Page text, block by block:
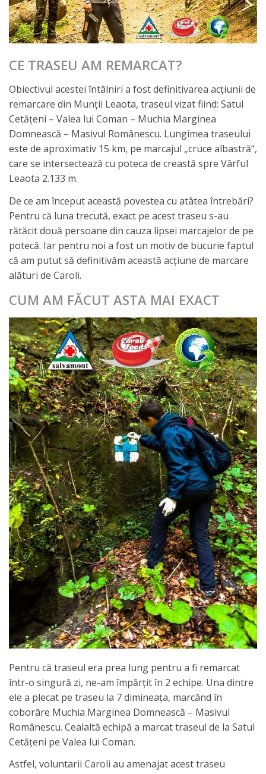
CE TRASEU AM REMARCAT?
Obiectivul acestei întâlniri a fost definitivarea acțiunii de
remarcare din Munții Leaota, traseul vizat fiind: Satul
Cetățeni – Valea lui Coman – Muchia Marginea
Domnească – Masivul Românescu. Lungimea traseului
este de aproximativ 15 km, pe marcajul „cruce albastră“,
care se intersectează cu poteca de creastă spre Vârful
Leaota 2.133 m.
De ce am început această povestea cu atâtea întrebări?
Pentru că luna trecută, exact pe acest traseu s-au
rătăcit două persoane din cauza lipsei marcajelor de pe
potecă. Iar pentru noi a fost un motiv de bucurie faptul
că am putut să definitivăm această acțiune de marcare
alături de Caroli.
CUM AM FĂCUT ASTA MAI EXACT
Pentru că traseul era prea lung pentru a fi remarcat
într-o singură zi, ne-am împărțit în 2 echipe. Una dintre
ele a plecat pe traseu la 7 dimineața, marcând în
coborâre Muchia Marginea Domnească – Masivul
Românescu. Cealaltă echipă a marcat traseul de la Satul
Cetățeni pe Valea lui Coman.
Astfel, voluntarii Caroli au amenajat acest traseu